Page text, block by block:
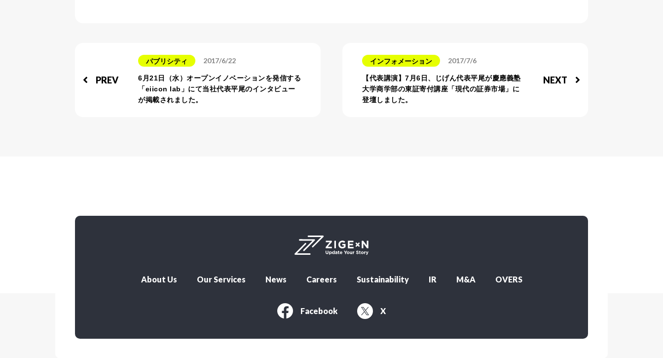
PREV
パブリシティ 2017/6/22
6月21日（水）オープンイノベーションを発信する
「eiicon lab」にて当社代表平尾のインタビュー
が掲載されました。
NEXT
インフォメーション 2017/7/6
【代表講演】7月6日、じげん代表平尾が慶應義塾
大学商学部の東証寄付講座「現代の証券市場」に
登壇しました。
About Us Our Services News Careers Sustainability IR M&A OVERS
Facebook X